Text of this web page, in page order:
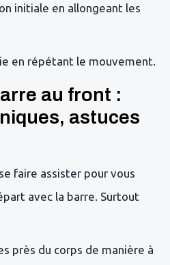
initiale en allongeant les
en répétant le mouvement.
au front :
astuces
faire assister pour vous
avec la barre. Surtout
près du corps de manière à